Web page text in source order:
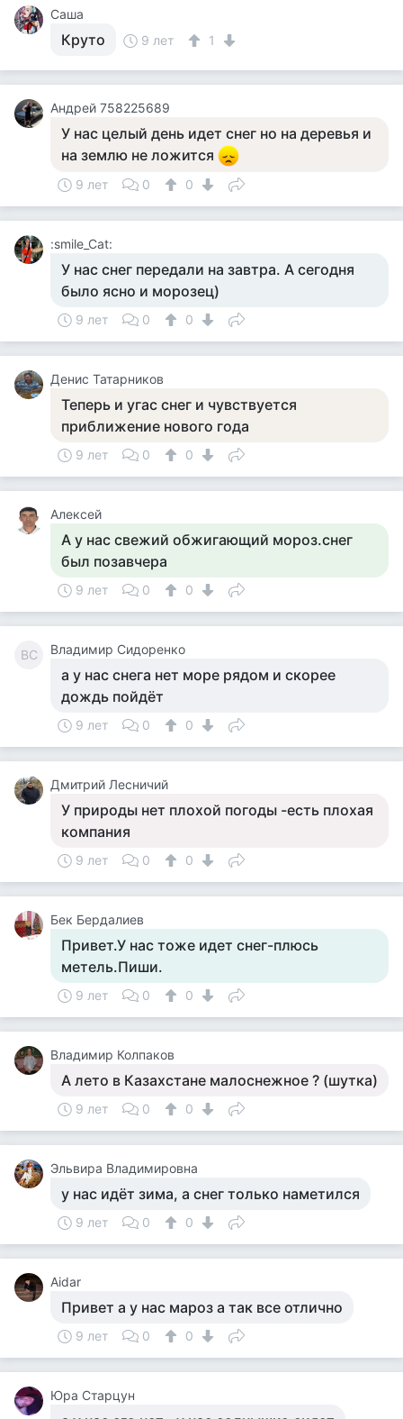
Саша
Круто 9 лет 1
Андрей 758225689
У нас целый день идет снег но на деревья и
на землю не ложится
9 лет 0 0
:smile_Cat:
У нас снег передали на завтра. А сегодня
было ясно и морозец)
9 лет 0 0
Денис Татарников
Теперь и угас снег и чувствуется
приближение нового года
9 лет 0 0
Алексей
А у нас свежий обжигающий мороз.снег
был позавчера
9 лет 0 0
ВС Владимир Сидоренко
а у нас снега нет море рядом и скорее
дождь пойдёт
9 лет 0 0
Дмитрий Лесничий
У природы нет плохой погоды -есть плохая
компания
9 лет 0 0
Бек Бердалиев
Привет.У нас тоже идет снег-плюсь
метель.Пиши.
9 лет 0 0
Владимир Колпаков
А лето в Казахстане малоснежное ? (шутка)
9 лет 0 0
Эльвира Владимировна
у нас идёт зима, а снег только наметился
9 лет 0 0
Aidar
Привет а у нас мароз а так все отлично
9 лет 0 0
Юра Старцун